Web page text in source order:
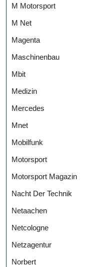
M Motorsport
M Net
Magenta
Maschinenbau
Mbit
Medizin
Mercedes
Mnet
Mobilfunk
Motorsport
Motorsport Magazin
Nacht Der Technik
Netaachen
Netcologne
Netzagentur
Norbert